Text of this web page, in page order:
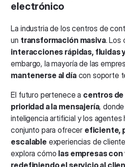
electrónico
La industria de los centros de
un transformación masiva. Los
interacciones rápidas, fluidas
embargo, la mayoría de las
mantenerse al díacon soporte
El futuro pertenece a centros
prioridad a la mensajería,
inteligencia artificial y los agentes
conjunto para ofrecer eficiente,
escalable experiencias de
explora cómo las empresas
redefiniendo el servicio al